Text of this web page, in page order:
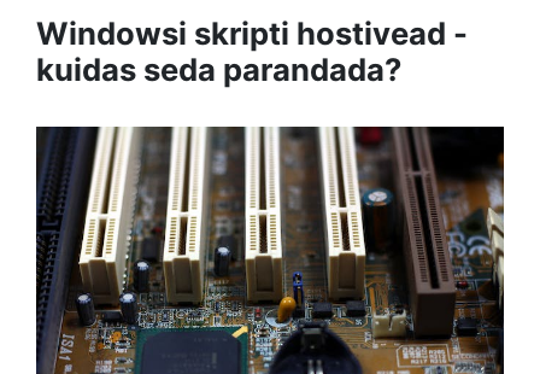
Windowsi skripti hostivead -
kuidas seda parandada?